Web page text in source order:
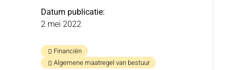
Datum publicatie
2 mei 2022
Financiën
Algemene maatregel van bestuur